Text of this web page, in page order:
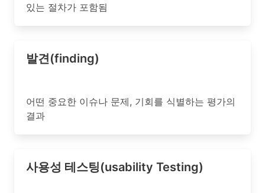
있는 절차가 포함됨
발견(finding)
어떤 중요한 이슈나 문제, 기회를 식별하는 평가의
결과
사용성 테스팅(usability Testing)